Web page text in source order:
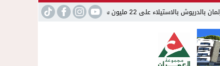
22 مليون سنتيم 22:45 جمعية الجالية للنقل الدولي تخلد عيد